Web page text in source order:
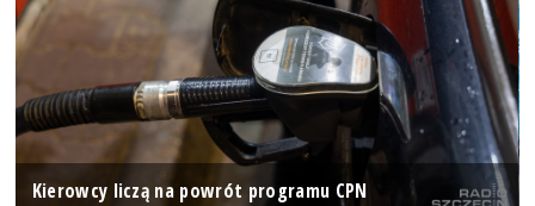
Kierowcy liczą na powrót programu CPN